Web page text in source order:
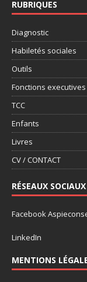
RUBRIQUES
Diagnostic
Habiletés sociales
Outils
Fonctions executives
TCC
Enfants
Livres
CV / CONTACT
RÉSEAUX SOCIAUX
Facebook
LinkedIn
MENTIONS